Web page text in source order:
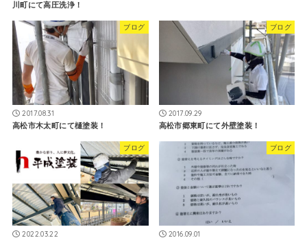
川町にて高圧洗浄！
ブログ
2017.08.31
高松市木太町にて樋塗装！
ブログ
2017.09.29
高松市郷東町にて外壁塗装！
ブログ
2022.03.22
ブログ
2016.09.01